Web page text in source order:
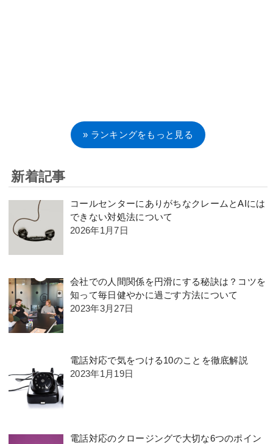
» ランキングをもっと見る
新着記事
コールセンターにありがちなクレームとAIには
できない対処法について
2026年1月7日
会社での人間関係を円滑にする秘訣は？コツを
知って毎日健やかに過ごす方法について
2023年3月27日
電話対応で気をつける10のことを徹底解説
2023年1月19日
電話対応のクロージングで大切な6つのポイン